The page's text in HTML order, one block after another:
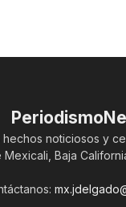
hechos noticiosos y
Mexicali, Baja